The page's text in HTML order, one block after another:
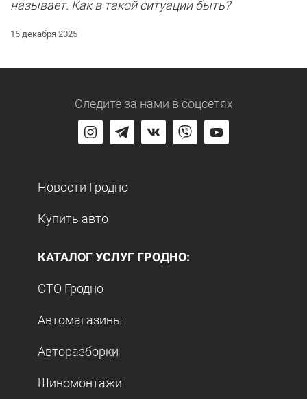
называет. Как в такой ситуации быть?
15 декабря 2025
Следите за нами в соцсетях
Новости Гродно
Купить авто
КАТАЛОГ УСЛУГ ГРОДНО:
СТО Гродно
Автомагазины
Авторазборки
Шиномонтажи